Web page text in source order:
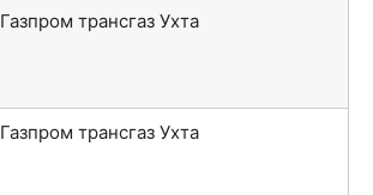
Газпром трансгаз Ухта
Газпром трансгаз Ухта